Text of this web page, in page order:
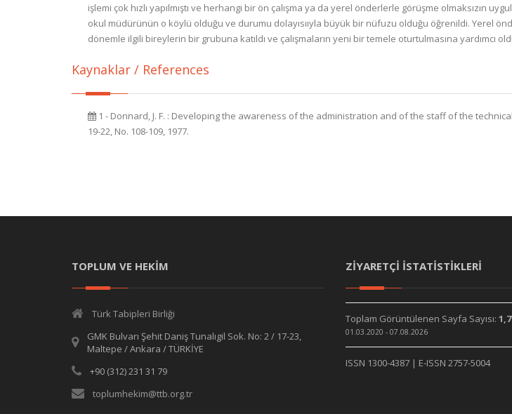
Kaynaklar / References
1 - Donnard, J. F. : Developing the awareness of the administration and of the staff of the
19-22, No. 108-109, 1977.
TOPLUM VE HEKİM
Türk Tabipleri Birliği
GMK Bulvarı Şehit Daniş Tunalıgil Sok. No: 2 / 17-23,
Maltepe / Ankara / TÜRKİYE
+90 (312) 231 31 79
toplumhekim@ttb.org.tr
ZİYARETÇİ İSTATİSTİKLERİ
Toplam Görüntülenen Sayfa Sayısı:
01.03.2020 - 07.08.2026
ISSN 1300-4387 | E-ISSN 2757-5004